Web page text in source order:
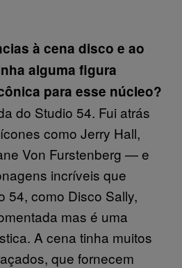
à cena disco e ao
alguma figura
para esse núcleo?
do Studio 54. Fui atrás
como Jerry Hall,
Von Furstenberg — e
incríveis que
54, como Disco Sally,
mas é uma
A cena tinha muitos
que fornecem